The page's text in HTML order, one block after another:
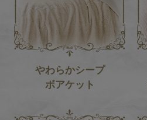
やわらかシープ
ボアケット